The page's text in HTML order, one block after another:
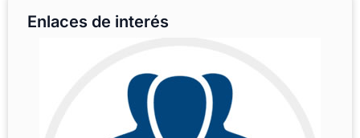
Enlaces de interés